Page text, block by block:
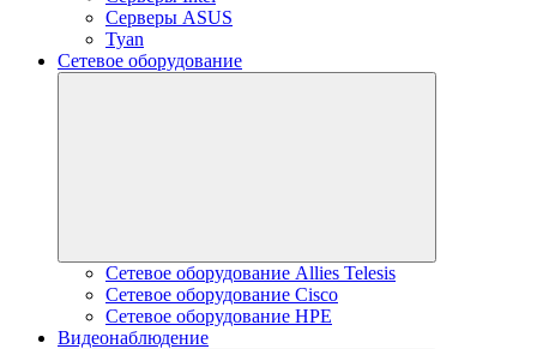
Серверы ASUS
Tyan
Сетевое оборудование
Сетевое оборудование Allies Telesis
Сетевое оборудование Cisco
Сетевое оборудование HPE
Видеонаблюдение